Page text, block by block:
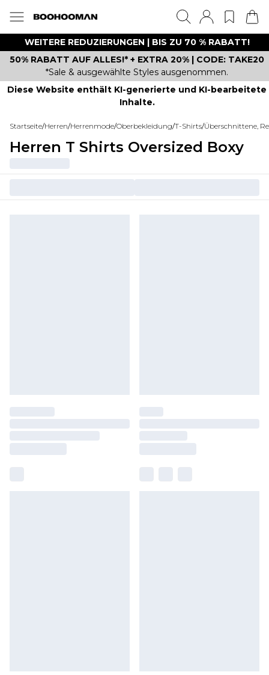
WEITERE REDUZIERUNGEN | BIS ZU 70 % RABATT!
50% RABATT AUF ALLES!* + EXTRA 20% | CODE: TAKE20
*Sale & ausgewählte Styles ausgenommen.
Diese Website enthält KI-generierte und KI-bearbeitete
Inhalte.
Startseite/Herren/Herrenmode/Oberbekleidung/T-Shirts/Überschnittene,
Herren T Shirts Oversized Boxy